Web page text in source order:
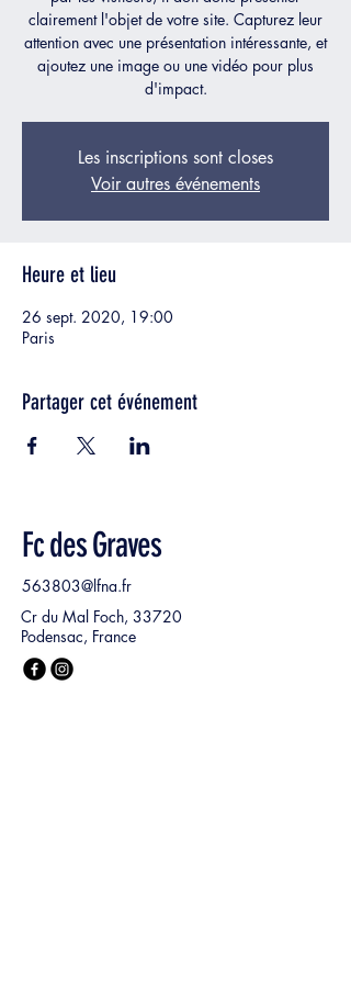
clairement l'objet de votre site. Capturez leur
attention avec une présentation intéressante, et
ajoutez une image ou une vidéo pour plus
d'impact.
Les inscriptions sont closes
Voir autres événements
Heure et lieu
26 sept. 2020, 19:00
Paris
Partager cet événement
Fc des Graves
563803@lfna.fr
Cr du Mal Foch, 33720
Podensac, France